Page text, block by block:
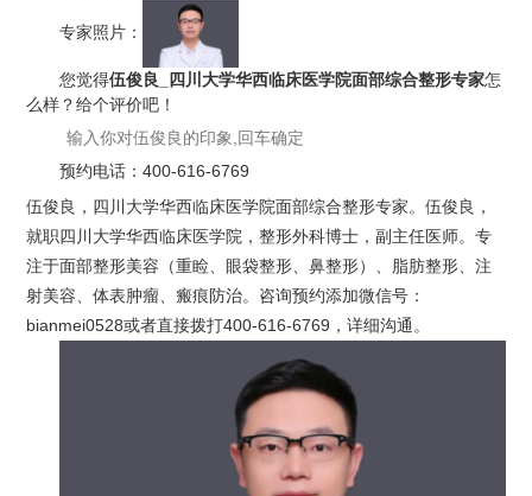
专家照片：
您觉得伍俊良_四川大学华西临床医学院面部综合整形专家怎
么样？给个评价吧！
预约电话：400-616-6769
伍俊良，四川大学华西临床医学院面部综合整形专家。伍俊良，
就职四川大学华西临床医学院，整形外科博士，副主任医师。专
注于面部整形美容（重睑、眼袋整形、鼻整形）、脂肪整形、注
射美容、体表肿瘤、瘢痕防治。咨询预约添加微信号：
bianmei0528或者直接拨打400-616-6769，详细沟通。